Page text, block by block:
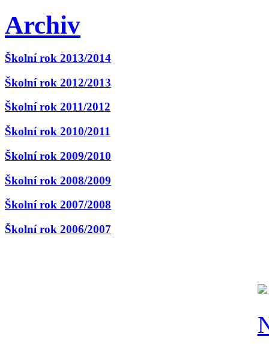
Archiv
Školní rok 2013/2014
Školní rok 2012/2013
Školní rok 2011/2012
Školní rok 2010/2011
Školní rok 2009/2010
Školní rok 2008/2009
Školní rok 2007/2008
Školní rok 2006/2007